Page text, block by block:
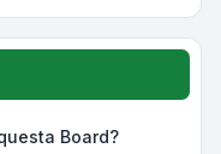
Board?